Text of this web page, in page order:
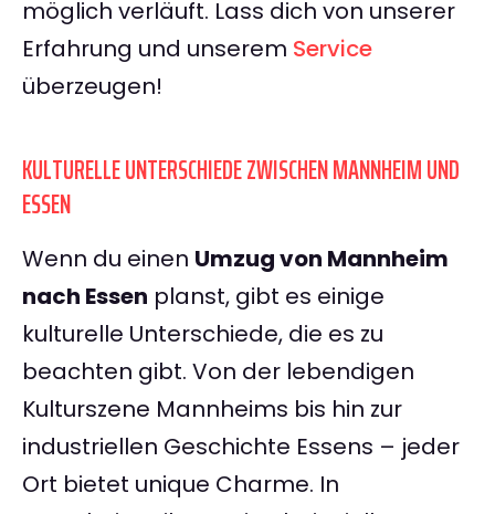
möglich verläuft. Lass dich von unserer
Erfahrung und unserem Service
überzeugen!
KULTURELLE UNTERSCHIEDE ZWISCHEN MANNHEIM UND
ESSEN
Wenn du einen Umzug von Mannheim
nach Essen planst, gibt es einige
kulturelle Unterschiede, die es zu
beachten gibt. Von der lebendigen
Kulturszene Mannheims bis hin zur
industriellen Geschichte Essens – jeder
Ort bietet unique Charme. In